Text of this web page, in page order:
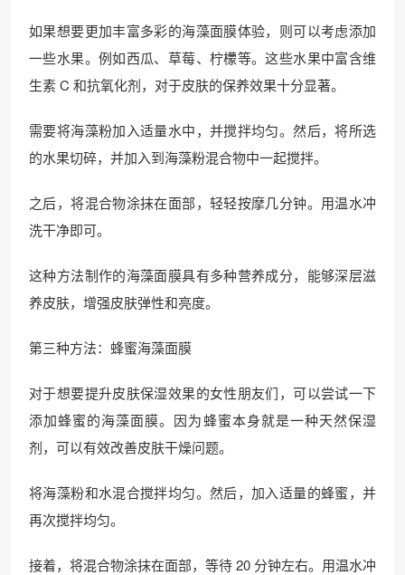
如果想要更加丰富多彩的海藻面膜体验，则可以考虑添加
一些水果。例如西瓜、草莓、柠檬等。这些水果中富含维
生素 C 和抗氧化剂，对于皮肤的保养效果十分显著。
需要将海藻粉加入适量水中，并搅拌均匀。然后，将所选
的水果切碎，并加入到海藻粉混合物中一起搅拌。
之后，将混合物涂抹在面部，轻轻按摩几分钟。用温水冲
洗干净即可。
这种方法制作的海藻面膜具有多种营养成分，能够深层滋
养皮肤，增强皮肤弹性和亮度。
第三种方法：蜂蜜海藻面膜
对于想要提升皮肤保湿效果的女性朋友们，可以尝试一下
添加蜂蜜的海藻面膜。因为蜂蜜本身就是一种天然保湿
剂，可以有效改善皮肤干燥问题。
将海藻粉和水混合搅拌均匀。然后，加入适量的蜂蜜，并
再次搅拌均匀。
接着，将混合物涂抹在面部，等待 20 分钟左右。用温水冲